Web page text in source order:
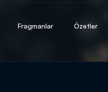
Fragmanlar Özetler